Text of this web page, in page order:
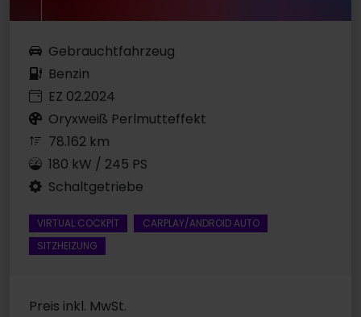
Gebrauchtfahrzeug
Benzin
EZ 02.2024
Oryxweiß Perlmutteffekt
78.162 km
180 kW / 245 PS
Schaltgetriebe
VIRTUAL COCKPIT
CARPLAY/ANDROID AUTO
SITZHEIZUNG
Preis inkl. MwSt.